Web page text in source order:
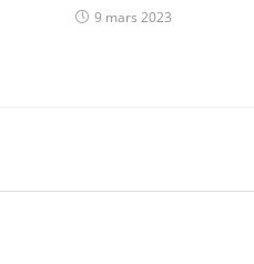
9 mars 2023